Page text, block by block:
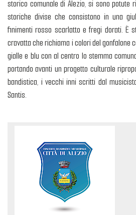
storico comunale di Alezio, si sono potute
storiche divise che consistono in una
finimenti rosso scarlatto e fregi dorati. È
cravatta che richiama i colori del gonfalone
gialle e blu con al centro lo stemma
portando avanti un progetto culturale
bandistica, i vecchi inni scritti dal
Santis.